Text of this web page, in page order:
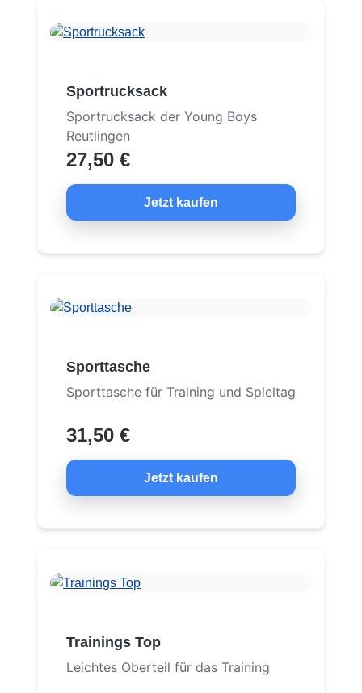
Sportrucksack
Sportrucksack der Young Boys
Reutlingen
27,50 €
Jetzt kaufen
Sporttasche
Sporttasche für Training und Spieltag
31,50 €
Jetzt kaufen
Trainings Top
Leichtes Oberteil für das Training